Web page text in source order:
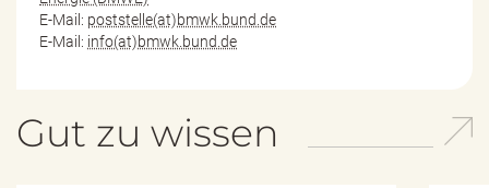
E-Mail: poststelle(at)bmwk.bund.de
E-Mail: info(at)bmwk.bund.de
Gut zu wissen